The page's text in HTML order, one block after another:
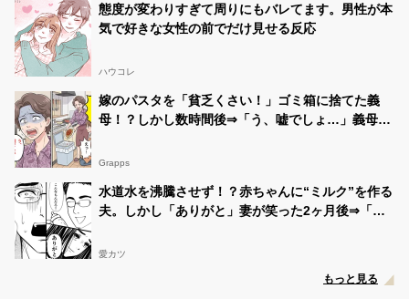
態度が変わりすぎて周りにもバレてます。男性が本
気で好きな女性の前でだけ見せる反応
ハウコレ
嫁のパスタを「貧乏くさい！」ゴミ箱に捨てた義
母！？しかし数時間後⇒「う、嘘でしょ…」義母が
Grapps
水道水を沸騰させず！？赤ちゃんに“ミルク”を作る
夫。しかし「ありがと」妻が笑った2ヶ月後⇒「ま
愛カツ
もっと見る